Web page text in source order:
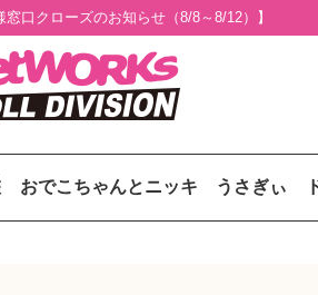
窓口クローズのお知らせ（8/8～8/12）】
おでこちゃんとニッキ うさぎぃ